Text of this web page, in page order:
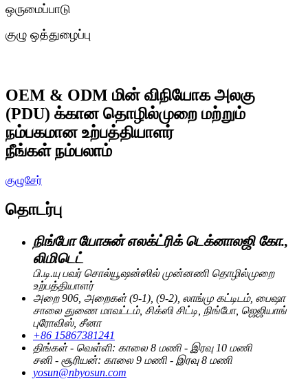
ஒருமைப்பாடு
குழு ஒத்துழைப்பு
OEM & ODM மின் விநியோக அலகு
(PDU) க்கான தொழில்முறை மற்றும்
நம்பகமான உற்பத்தியாளர்
நீங்கள் நம்பலாம்
குழுசேர்
தொடர்பு
நிங்போ யோசுன் எலக்ட்ரிக் டெக்னாலஜி கோ.,
லிமிடெட்
பி.டி.யு பவர் சொல்யூஷன்ஸில் முன்னணி தொழில்முறை
உற்பத்தியாளர்
அறை 906, அறைகள் (9-1), (9-2), லாங்மு கட்டிடம், பைஷா
சாலை துணை மாவட்டம், சிக்ஸி சிட்டி, நிங்போ, ஜெஜியாங்
புரோவிஸ், சீனா
+86 15867381241
திங்கள் - வெள்ளி: காலை 8 மணி - இரவு 10 மணி
சனி - சூரியன்: காலை 9 மணி - இரவு 8 மணி
yosun@nbyosun.com